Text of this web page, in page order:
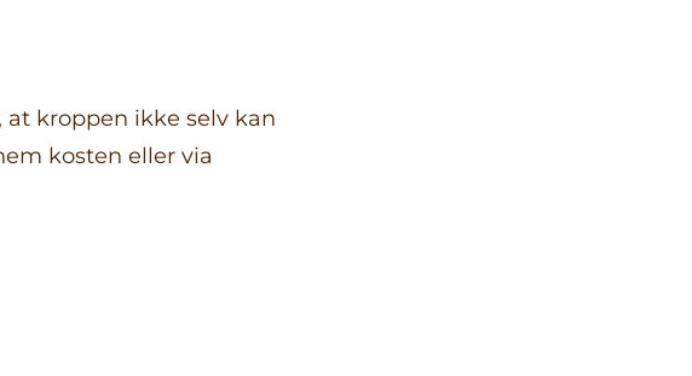
kroppen ikke selv kan
kosten eller via